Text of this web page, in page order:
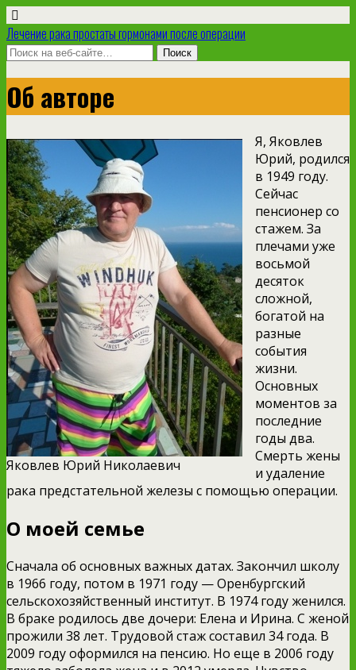
Лечение рака простаты гормонами после операции
Об авторе
Яковлев Юрий Николаевич
Я, Яковлев
Юрий, родился
в 1949 году.
Сейчас
пенсионер со
стажем. За
плечами уже
восьмой
десяток
сложной,
богатой на
разные
события
жизни.
Основных
моментов за
последние
годы два.
Смерть жены
и удаление
рака предстательной железы с помощью операции.
О моей семье
Сначала об основных важных датах. Закончил школу
в 1966 году, потом в 1971 году — Оренбургский
сельскохозяйственный институт. В 1974 году женился.
В браке родилось две дочери: Елена и Ирина. С женой
прожили 38 лет. Трудовой стаж составил 34 года. В
2009 году оформился на пенсию. Но еще в 2006 году